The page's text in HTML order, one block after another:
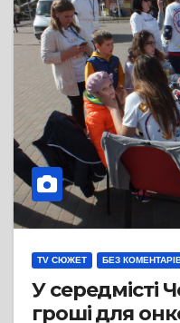
TV СЮЖЕТ БЕЗ
У середмісті
гроші для